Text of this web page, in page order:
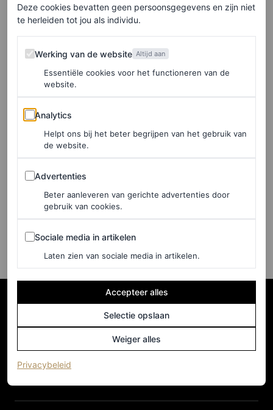
PARTNERSHIP
Vloeiend en sculpturaal:
sieraden die jouw summer
holiday look die breezy vibe
geven
FASHION NIEUWS
Gespot tijdens Barcelona
die je wil kennen
LOIS LAVERNE
Deze cookies bevatten geen persoonsgegevens en zijn niet
te herleiden tot jou als individu.
Werking van de website
Werking van de website Altijd aan
Essentiële cookies voor het functioneren van de
website.
Analytics
Analytics
Helpt ons bij het beter begrijpen van het gebruik van
de website.
Advertenties
Advertenties
Beter aanleveren van gerichte advertenties door
gebruik van cookies.
Sociale media in artikelen
Sociale media in artikelen
Laten zien van sociale media in artikelen.
Accepteer alles
Selectie opslaan
Weiger alles
Privacybeleid